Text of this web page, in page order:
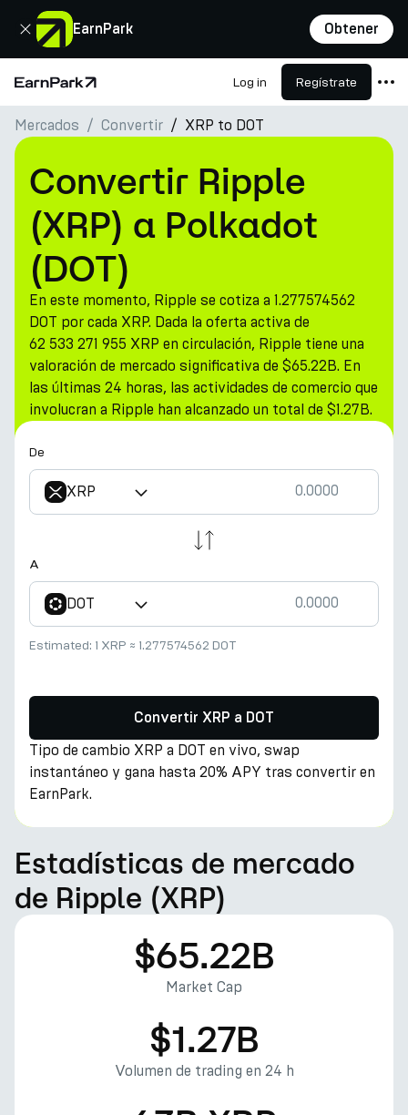
EarnPark Obtener
Cerrar
Página de inicio Log in Regístrate
Productos
Mercados
Calculadoras
PARK Token
Recursos
Compañía
Mercados Convertir XRP to DOT
Convertir Ripple
(XRP) a Polkadot
(DOT)
En este momento, Ripple se cotiza a 1.277574562
DOT por cada XRP. Dada la oferta activa de
62 533 271 955 XRP en circulación, Ripple tiene una
valoración de mercado significativa de $65.22B. En
las últimas 24 horas, las actividades de comercio que
involucran a Ripple han alcanzado un total de $1.27B.
De
XRP
A
DOT
Estimated: 1 XRP ≈ 1.277574562 DOT
Convertir XRP a DOT
Tipo de cambio XRP a DOT en vivo, swap
instantáneo y gana hasta 20% APY tras convertir en
EarnPark.
Estadísticas de mercado
de Ripple (XRP)
$65.22B
Market Cap
$1.27B
Volumen de trading en 24 h